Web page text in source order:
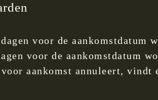
voor de aankomstdatum
voor de aankomstdatum
aankomst annuleert,